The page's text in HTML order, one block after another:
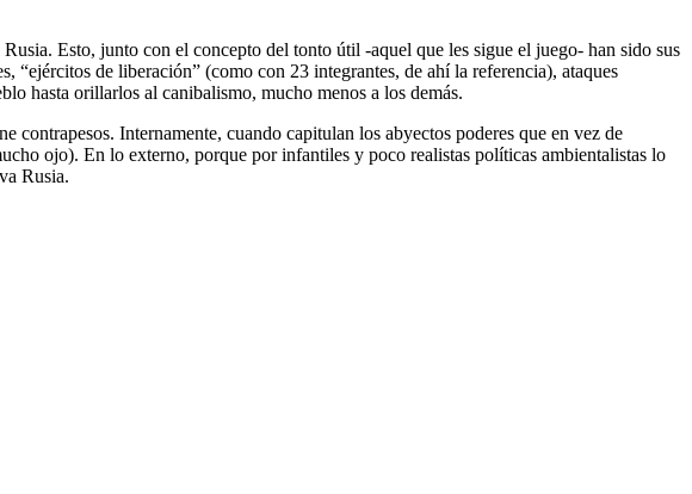
Esto, junto con el concepto del tonto útil -aquel que les sigue el juego- han sido sus
“ejércitos de liberación” (como con 23 integrantes, de ahí la referencia), ataques
hasta orillarlos al canibalismo, mucho menos a los demás.
Internamente, cuando capitulan los abyectos poderes que en vez de
ojo). En lo externo, porque por infantiles y poco realistas políticas ambientalistas lo
Rusia.